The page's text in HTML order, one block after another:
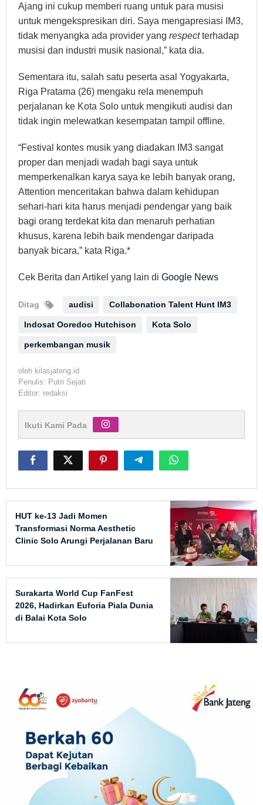
Ajang ini cukup memberi ruang untuk para musisi
untuk mengekspresikan diri. Saya mengapresiasi IM3,
tidak menyangka ada provider yang respectterhadap
musisi dan industri musik nasional,” kata dia.
Sementara itu, salah satu peserta asal Yogyakarta,
Riga Pratama (26) mengaku rela menempuh
perjalanan ke Kota Solo untuk mengikuti audisi dan
tidak ingin melewatkan kesempatan tampil offline.
“Festival kontes musik yang diadakan IM3 sangat
proper dan menjadi wadah bagi saya untuk
memperkenalkan karya saya ke lebih banyak orang,
Attention menceritakan bahwa dalam kehidupan
sehari-hari kita harus menjadi pendengar yang baik
bagi orang terdekat kita dan menaruh perhatian
khusus, karena lebih baik mendengar daripada
banyak bicara,” kata Riga.*
Cek Berita dan Artikel yang lain di Google News
Ditag audisi Collabonation Talent Hunt IM3
Indosat Ooredoo Hutchison Kota Solo
perkembangan musik
oleh kilasjateng.id
Penulis: Putri Sejati
Editor: redaksi
Ikuti Kami Pada
HUT ke-13 Jadi Momen
Transformasi Norma Aesthetic
Clinic Solo Arungi Perjalanan Baru
Surakarta World Cup FanFest
2026, Hadirkan Euforia Piala Dunia
di Balai Kota Solo